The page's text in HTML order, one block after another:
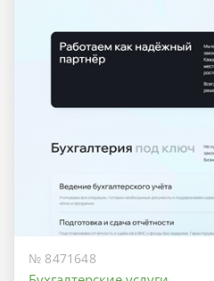
№ 8471648